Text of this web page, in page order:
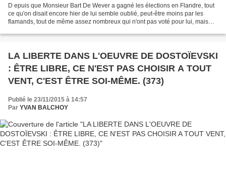
D epuis que Monsieur Bart De Wever a gagné les élections en Flandre, tout
ce qu'on disait encore hier de lui semble oublié, peut-être moins par les
flamands, tout de même assez nombreux qui n'ont pas voté pour lui, mais
LA LIBERTE DANS L'OEUVRE DE DOSTOÏEVSKI
: ÊTRE LIBRE, CE N'EST PAS CHOISIR A TOUT
VENT, C'EST ÊTRE SOI-MÊME. (373)
Publié le 23/11/2015 à 14:57
Par YVAN BALCHOY